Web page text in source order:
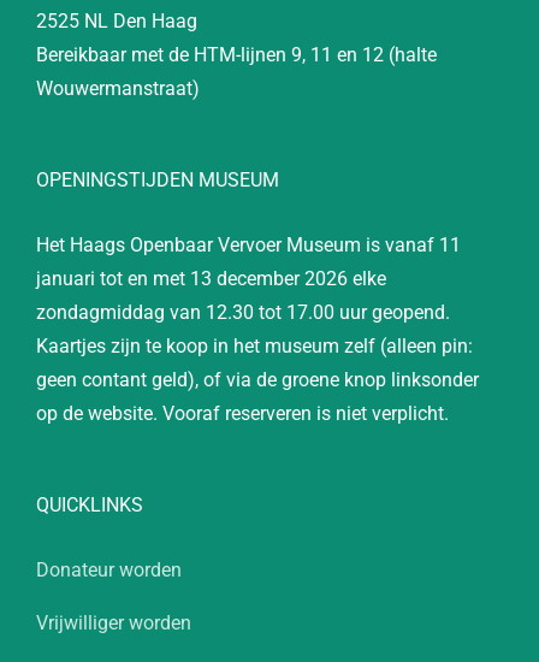
2525 NL Den Haag
Bereikbaar met de HTM-lijnen 9, 11 en 12 (halte
Wouwermanstraat)
OPENINGSTIJDEN MUSEUM
Het Haags Openbaar Vervoer Museum is vanaf 11
januari tot en met 13 december 2026 elke
zondagmiddag van 12.30 tot 17.00 uur geopend.
Kaartjes zijn te koop in het museum zelf (alleen pin:
geen contant geld), of via de groene knop linksonder
op de website. Vooraf reserveren is niet verplicht.
QUICKLINKS
Donateur worden
Vrijwilliger worden